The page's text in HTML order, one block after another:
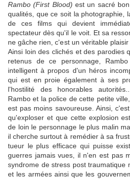
Rambo (First Blood) est un sacré
qualités, que ce soit la photographie,
de ces films qui devient
spectateur dès qu'il le voit. Et sa
ne gâche rien, c'est un véritable
Ainsi loin des clichés et des parodies
retenus de ce personnage,
intelligent à propos d'un héros
qui est en proie également à ses
l'hostilité des honorables
Rambo et la police de cette petite
est pas moins savoureuse. Ainsi,
qu'exploser et que cette explosion
de loin le personnage le plus malin
il cherche surtout à remédier à sa
tueur le plus efficace qui puisse
guerres jamais vues, il n'en est pas
syndrome de stress post traumatique
et les armées ainsi que les